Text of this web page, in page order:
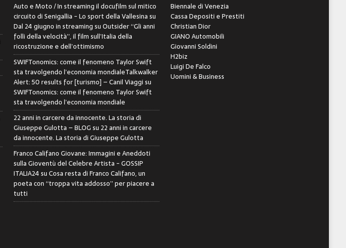
Auto e Moto / In streaming il docufilm sul mitico
circuito di Senigallia - Lo sport della Vallesinasu
Dal 24 giugno in streaming su Outsider “Gli anni
folli della velocità”, il film sull’Italia della
ricostruzione e dell’ottimismo
SWIFTonomics: come il fenomeno Taylor Swift
sta travolgendo l’economia mondialeTalkwalker
Alert: 50 results for [turismo] – Canil Viaggisu
SWIFTonomics: come il fenomeno Taylor Swift
sta travolgendo l’economia mondiale
22 anni in carcere da innocente. La storia di
Giuseppe Gulotta – BLOGsu 22 anni in carcere
da innocente. La storia di Giuseppe Gulotta
Franco Califano Giovane: Immagini e Aneddoti
sulla Gioventù del Celebre Artista - GOSSIP
ITALIA24suCosa resta di Franco Califano, un
poeta con “troppa vita addosso” per piacere a
tutti
Biennale di Venezia
Cassa Depositi e Prestiti
Christian Dior
GIANO Automobili
Giovanni Soldini
H2biz
Luigi De Falco
Uomini & Business